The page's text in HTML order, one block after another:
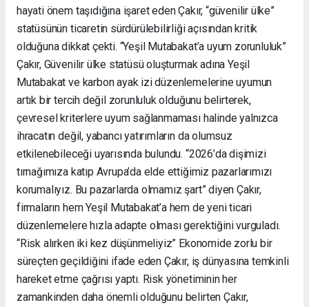
hayati önem taşıdığına işaret eden Çakır, “güvenilir ülke”
statüsünün ticaretin sürdürülebilirliği açısından kritik
olduğuna dikkat çekti. “Yeşil Mutabakat’a uyum zorunluluk”
Çakır, Güvenilir ülke statüsü oluşturmak adına Yeşil
Mutabakat ve karbon ayak izi düzenlemelerine uyumun
artık bir tercih değil zorunluluk olduğunu belirterek,
çevresel kriterlere uyum sağlanmaması halinde yalnızca
ihracatın değil, yabancı yatırımların da olumsuz
etkilenebileceği uyarısında bulundu. “2026’da dişimizi
tırnağımıza katıp Avrupa’da elde ettiğimiz pazarlarımızı
korumalıyız. Bu pazarlarda olmamız şart” diyen Çakır,
firmaların hem Yeşil Mutabakat’a hem de yeni ticari
düzenlemelere hızla adapte olması gerektiğini vurguladı.
“Risk alırken iki kez düşünmeliyiz” Ekonomide zorlu bir
süreçten geçildiğini ifade eden Çakır, iş dünyasına temkinli
hareket etme çağrısı yaptı. Risk yönetiminin her
zamankinden daha önemli olduğunu belirten Çakır,